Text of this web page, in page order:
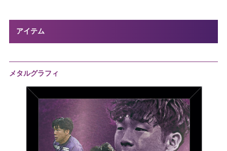
アイテム
メタルグラフィ